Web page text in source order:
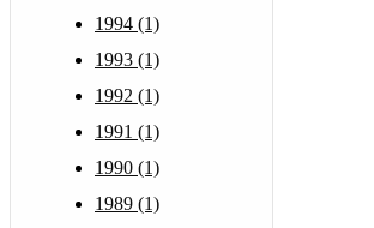
1994 (1)
1993 (1)
1992 (1)
1991 (1)
1990 (1)
1989 (1)